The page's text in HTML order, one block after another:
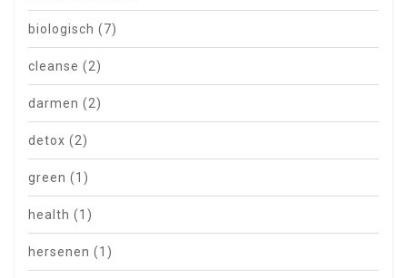
biologisch (7)
cleanse (2)
darmen (2)
detox (2)
green (1)
health (1)
hersenen (1)